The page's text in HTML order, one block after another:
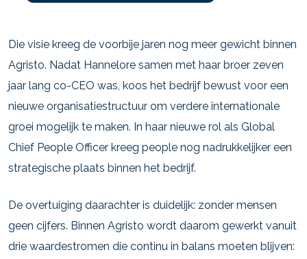
Die visie kreeg de voorbije jaren nog meer gewicht binnen
Agristo. Nadat Hannelore samen met haar broer zeven
jaar lang co-CEO was, koos het bedrijf bewust voor een
nieuwe organisatiestructuur om verdere internationale
groei mogelijk te maken. In haar nieuwe rol als Global
Chief People Officer kreeg people nog nadrukkelijker een
strategische plaats binnen het bedrijf.
De overtuiging daarachter is duidelijk: zonder mensen
geen cijfers. Binnen Agristo wordt daarom gewerkt vanuit
drie waardestromen die continu in balans moeten blijven: